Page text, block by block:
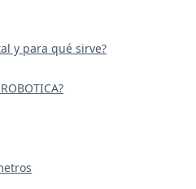
y para qué sirve?